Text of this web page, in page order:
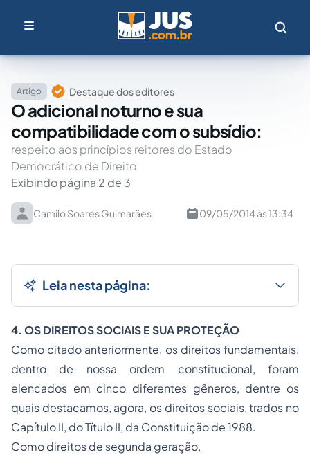
Artigo Destaque dos editores
O adicional noturno e sua
compatibilidade com o subsídio:
respeito aos princípios reitores do Estado
Democrático de Direito
Exibindo página 2 de 3
Camilo Soares Guimarães 09/05/2014 às 13:34
Leia nesta página:
4. OS DIREITOS SOCIAISE SUA PROTEÇÃO
Como citado anteriormente, os direitos fundamentais,
dentro de nossa ordem constitucional, foram
elencados em cinco diferentes gêneros, dentre os
quais destacamos, agora, os direitos sociais, trados no
Capítulo II, do Título II, da Constituição de 1988.
Como direitos de segunda geração,